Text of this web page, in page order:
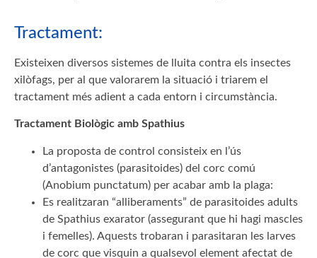
Tractament:
Existeixen diversos sistemes de lluita contra els insectes
xilòfags, per al que valorarem la situació i triarem el
tractament més adient a cada entorn i circumstància.
Tractament Biològic amb Spathius
La proposta de control consisteix en l’ús
d’antagonistes (parasitoides) del corc comú
(Anobium punctatum) per acabar amb la plaga:
Es realitzaran “alliberaments” de parasitoides adults
de Spathius exarator (assegurant que hi hagi mascles
i femelles). Aquests trobaran i parasitaran les larves
de corc que visquin a qualsevol element afectat de